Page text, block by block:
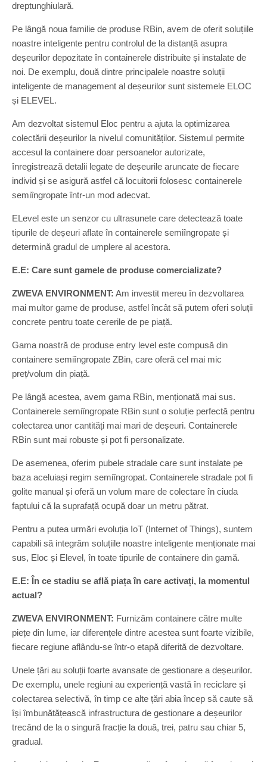
dreptunghiulară.
Pe lângă noua familie de produse RBin, avem de oferit soluțiile
noastre inteligente pentru controlul de la distanță asupra
deșeurilor depozitate în containerele distribuite și instalate de
noi. De exemplu, două dintre principalele noastre soluții
inteligente de management al deșeurilor sunt sistemele ELOC
și ELEVEL.
Am dezvoltat sistemul Eloc pentru a ajuta la optimizarea
colectării deșeurilor la nivelul comunităților. Sistemul permite
accesul la containere doar persoanelor autorizate,
înregistrează detalii legate de deșeurile aruncate de fiecare
individ și se asigură astfel că locuitorii folosesc containerele
semiîngropate într-un mod adecvat.
ELevel este un senzor cu ultrasunete care detectează toate
tipurile de deșeuri aflate în containerele semiîngropate și
determină gradul de umplere al acestora.
E.E: Care sunt gamele de produse comercializate?
ZWEVA ENVIRONMENT: Am investit mereu în dezvoltarea
mai multor game de produse, astfel încât să putem oferi soluții
concrete pentru toate cererile de pe piață.
Gama noastră de produse entry level este compusă din
containere semiîngropate ZBin, care oferă cel mai mic
preț/volum din piață.
Pe lângă acestea, avem gama RBin, menționată mai sus.
Containerele semiîngropate RBin sunt o soluție perfectă pentru
colectarea unor cantități mai mari de deșeuri. Containerele
RBin sunt mai robuste și pot fi personalizate.
De asemenea, oferim pubele stradale care sunt instalate pe
baza aceluiași regim semiîngropat. Containerele stradale pot fi
golite manual și oferă un volum mare de colectare în ciuda
faptului că la suprafață ocupă doar un metru pătrat.
Pentru a putea urmări evoluția IoT (Internet of Things), suntem
capabili să integrăm soluțiile noastre inteligente menționate mai
sus, Eloc și Elevel, în toate tipurile de containere din gamă.
E.E: În ce stadiu se află piața în care activați, la momentul
actual?
ZWEVA ENVIRONMENT: Furnizăm containere către multe
piețe din lume, iar diferențele dintre acestea sunt foarte vizibile,
fiecare regiune aflându-se într-o etapă diferită de dezvoltare.
Unele țări au soluții foarte avansate de gestionare a deșeurilor.
De exemplu, unele regiuni au experiență vastă în reciclare și
colectarea selectivă, în timp ce alte țări abia încep să caute să
își îmbunătățească infrastructura de gestionare a deșeurilor
trecând de la o singură fracție la două, trei, patru sau chiar 5,
gradual.